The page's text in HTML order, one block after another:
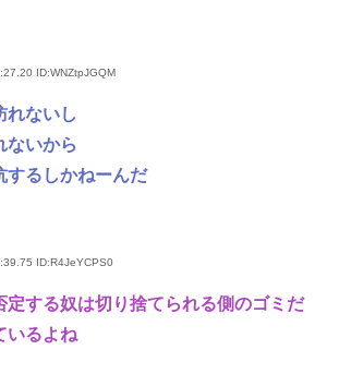
ID:WNZtpJGQM
れないし
ないから
するしかねーんだ
ID:R4JeYCPS0
定する奴は切り捨てられる側のゴミだ
いるよね